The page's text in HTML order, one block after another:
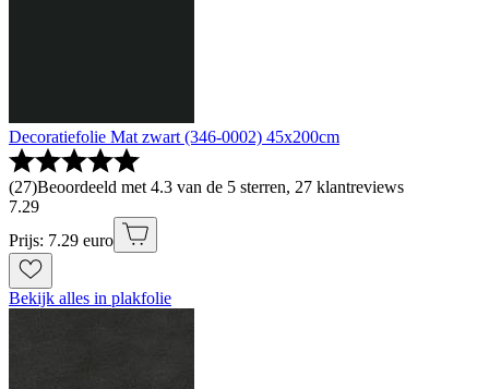
Decoratiefolie Mat zwart (346-0002) 45x200cm
(27)Beoordeeld met 4.3 van de 5 sterren, 27 klantreviews
7.29
Prijs: 7.29 euro
Bekijk alles in plakfolie